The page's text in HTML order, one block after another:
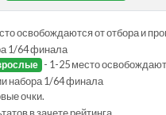
освобождаются от отбора и
1/64 финала
- 1-25 место
набора 1/64 финала
очки.